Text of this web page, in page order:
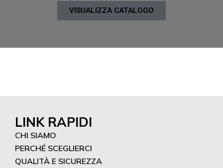
VISUALIZZA CATALOGO
LINK RAPIDI
CHI SIAMO
PERCHÉ SCEGLIERCI
QUALITÀ E SICUREZZA